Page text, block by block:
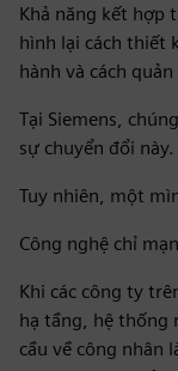
Khả năng kết hợp
hình lại cách thiết
hành và cách
Tại Siemens,
sự chuyển đổi này.
Tuy nhiên, một
Công nghệ chỉ
Khi các công ty
hạ tầng, hệ thống
cầu về công nhân